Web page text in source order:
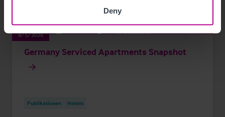
Deny
8/5/2026
Germany Serviced Apartments Snapshot
Publikationen Hotels